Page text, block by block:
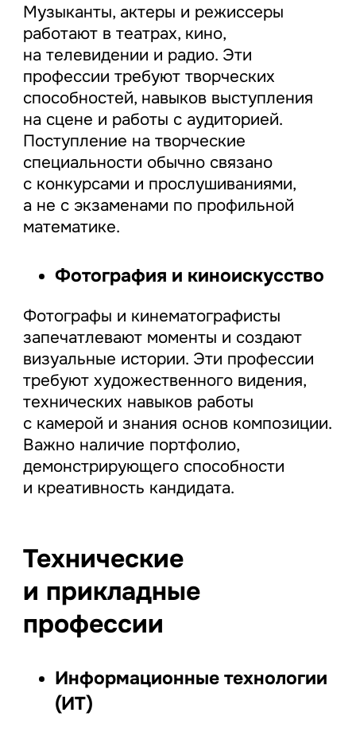
Музыканты, актеры и режиссеры
работают в театрах, кино,
на телевидении и радио. Эти
профессии требуют творческих
способностей, навыков выступления
на сцене и работы с аудиторией.
Поступление на творческие
специальности обычно связано
с конкурсами и прослушиваниями,
а не с экзаменами по профильной
математике.
Фотография и киноискусство
Фотографы и кинематографисты
запечатлевают моменты и создают
визуальные истории. Эти профессии
требуют художественного видения,
технических навыков работы
с камерой и знания основ композиции.
Важно наличие портфолио,
демонстрирующего способности
и креативность кандидата.
Технические
и прикладные
профессии
Информационные технологии
(ИТ)